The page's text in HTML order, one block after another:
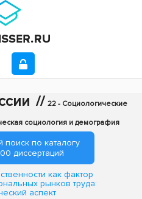
// 22 - Социологические
социология и демография
поиск по каталогу
диссертаций
как фактор
рынков труда:
аспект